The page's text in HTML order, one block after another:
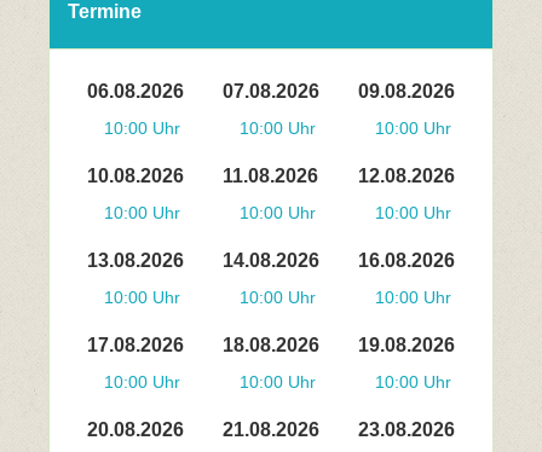
Termine
06.08.2026
10:00 Uhr
07.08.2026
10:00 Uhr
09.08.2026
10:00 Uhr
10.08.2026
10:00 Uhr
11.08.2026
10:00 Uhr
12.08.2026
10:00 Uhr
13.08.2026
10:00 Uhr
14.08.2026
10:00 Uhr
16.08.2026
10:00 Uhr
17.08.2026
10:00 Uhr
18.08.2026
10:00 Uhr
19.08.2026
10:00 Uhr
20.08.2026 21.08.2026 23.08.2026